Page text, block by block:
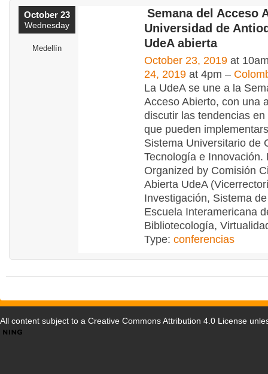
October 23
Wednesday
Medellín
Semana del Acceso
Universidad de
UdeA abierta
October 23, 2019 at
24, 2019 at 4pm –
La UdeA se une a la
Acceso Abierto, con una
discutir las tendencias
que pueden
Sistema Universitario de
Tecnología e Innovación.
Organized by Comisión
Abierta UdeA
Investigación, Sistema
Escuela Interamericana
Bibliotecología,
Type: conferencias
All content subject to a Creative Commons Attribution 4.0 License